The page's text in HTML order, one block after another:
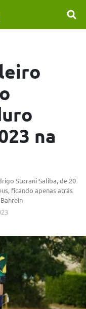
na
Storani Saliba, de 20
ficando apenas atrás